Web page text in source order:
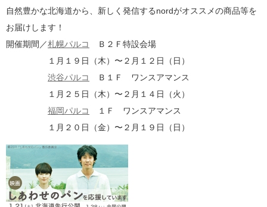
自然豊かな北海道から、新しく発信するnordがオススメの商品等を
お届けします！
開催期間／札幌パルコ
Ｂ２Ｆ特設会場
１月１９日（木）〜２月１２日（日）
渋谷パルコ
Ｂ１Ｆ ワンスアマンス
１月２５日（木）〜２月１４日（火）
福岡パルコ
１Ｆ ワンスアマンス
１月２０日（金）〜２月１９日（日）